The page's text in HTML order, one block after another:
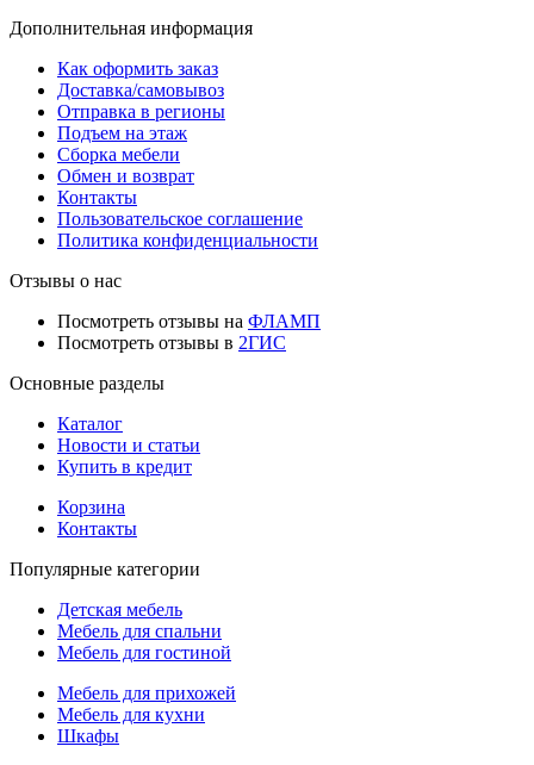
Дополнительная информация
Как оформить заказ
Доставка/самовывоз
Отправка в регионы
Подъем на этаж
Сборка мебели
Обмен и возврат
Контакты
Пользовательское соглашение
Политика конфиденциальности
Отзывы о нас
Посмотреть отзывы на ФЛАМП
Посмотреть отзывы в 2ГИС
Основные разделы
Каталог
Новости и статьи
Купить в кредит
Корзина
Контакты
Популярные категории
Детская мебель
Мебель для спальни
Мебель для гостиной
Мебель для прихожей
Мебель для кухни
Шкафы